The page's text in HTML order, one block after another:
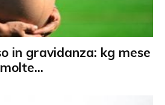
in gravidanza: kg mese